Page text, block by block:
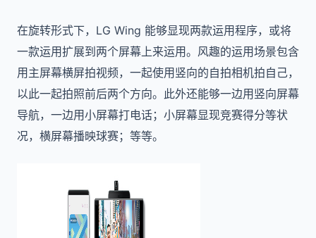
在旋转形式下，LG Wing 能够显现两款运用程序，或将
一款运用扩展到两个屏幕上来运用。风趣的运用场景包含
用主屏幕横屏拍视频，一起使用竖向的自拍相机拍自己，
以此一起拍照前后两个方向。此外还能够一边用竖向屏幕
导航，一边用小屏幕打电话；小屏幕显现竞赛得分等状
况，横屏幕播映球赛；等等。